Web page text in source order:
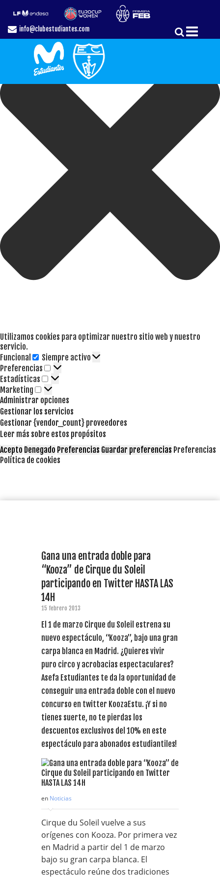
Gestionar el Consentimiento de las Cookies
Utilizamos cookies para optimizar nuestro sitio web y nuestro
servicio.
Funcional
Funcional
Siempre activo
Preferencias
Preferencias
Estadísticas Estadísticas
Marketing Marketing
Administrar opciones
Gestionar los servicios
Gestionar {vendor_count} proveedores
Leer más sobre estos propósitos
Acepto Denegado Preferencias Guardar preferencias Preferencias
Política de cookies
info@clubestudiantes.com
Gana una entrada doble para
“Kooza” de Cirque du Soleil
participando en Twitter HASTA LAS
14H
15 febrero 2013
El 1 de marzo Cirque du Soleil estrena su
nuevo espectáculo, “Kooza”, bajo una gran
carpa blanca en Madrid. ¿Quieres vivir
puro circo y acrobacias espectaculares?
Asefa Estudiantes te da la oportunidad de
conseguir una entrada doble con el nuevo
concurso en twitter KoozaEstu. ¡Y si no
tienes suerte, no te pierdas los
descuentos exclusivos del 10% en este
espectáculo para abonados estudiantiles!
en Noticias
Cirque du Soleil vuelve a sus
orígenes con Kooza. Por primera vez
en Madrid a partir del 1 de marzo
bajo su gran carpa blanca. El
espectáculo reúne dos tradiciones